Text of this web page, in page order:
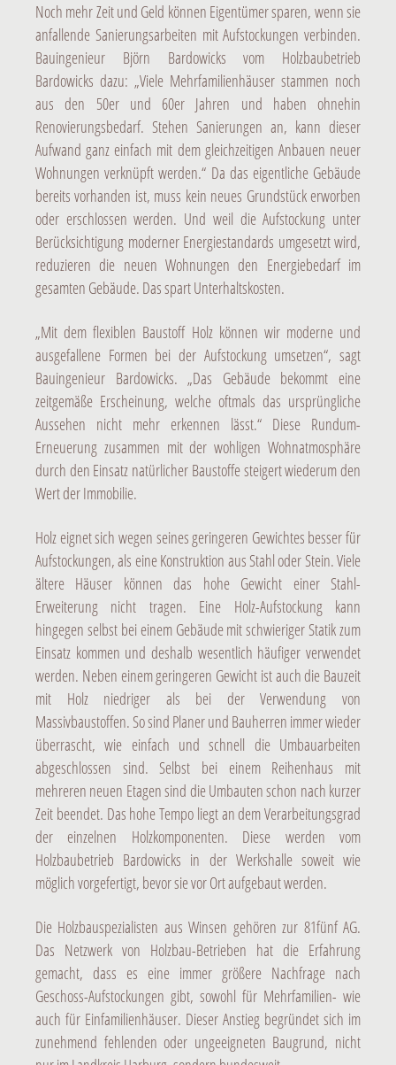
Noch mehr Zeit und Geld können Eigentümer sparen, wenn sie
anfallende Sanierungsarbeiten mit Aufstockungen verbinden.
Bauingenieur Björn Bardowicks vom Holzbaubetrieb
Bardowicks dazu: „Viele Mehrfamilienhäuser stammen noch
aus den 50er und 60er Jahren und haben ohnehin
Renovierungsbedarf. Stehen Sanierungen an, kann dieser
Aufwand ganz einfach mit dem gleichzeitigen Anbauen neuer
Wohnungen verknüpft werden.“ Da das eigentliche Gebäude
bereits vorhanden ist, muss kein neues Grundstück erworben
oder erschlossen werden. Und weil die Aufstockung unter
Berücksichtigung moderner Energiestandards umgesetzt wird,
reduzieren die neuen Wohnungen den Energiebedarf im
gesamten Gebäude. Das spart Unterhaltskosten.
„Mit dem flexiblen Baustoff Holz können wir moderne und
ausgefallene Formen bei der Aufstockung umsetzen“, sagt
Bauingenieur Bardowicks. „Das Gebäude bekommt eine
zeitgemäße Erscheinung, welche oftmals das ursprüngliche
Aussehen nicht mehr erkennen lässt.“ Diese Rundum-
Erneuerung zusammen mit der wohligen Wohnatmosphäre
durch den Einsatz natürlicher Baustoffe steigert wiederum den
Wert der Immobilie.
Holz eignet sich wegen seines geringeren Gewichtes besser für
Aufstockungen, als eine Konstruktion aus Stahl oder Stein. Viele
ältere Häuser können das hohe Gewicht einer Stahl-
Erweiterung nicht tragen. Eine Holz-Aufstockung kann
hingegen selbst bei einem Gebäude mit schwieriger Statik zum
Einsatz kommen und deshalb wesentlich häufiger verwendet
werden. Neben einem geringeren Gewicht ist auch die Bauzeit
mit Holz niedriger als bei der Verwendung von
Massivbaustoffen. So sind Planer und Bauherren immer wieder
überrascht, wie einfach und schnell die Umbauarbeiten
abgeschlossen sind. Selbst bei einem Reihenhaus mit
mehreren neuen Etagen sind die Umbauten schon nach kurzer
Zeit beendet. Das hohe Tempo liegt an dem Verarbeitungsgrad
der einzelnen Holzkomponenten. Diese werden vom
Holzbaubetrieb Bardowicks in der Werkshalle soweit wie
möglich vorgefertigt, bevor sie vor Ort aufgebaut werden.
Die Holzbauspezialisten aus Winsen gehören zur 81fünf AG.
Das Netzwerk von Holzbau-Betrieben hat die Erfahrung
gemacht, dass es eine immer größere Nachfrage nach
Geschoss-Aufstockungen gibt, sowohl für Mehrfamilien- wie
auch für Einfamilienhäuser. Dieser Anstieg begründet sich im
zunehmend fehlenden oder ungeeigneten Baugrund, nicht